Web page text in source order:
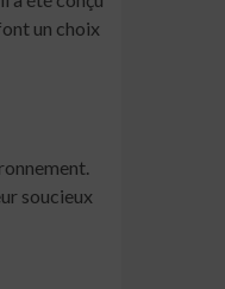
un choix
soucieux